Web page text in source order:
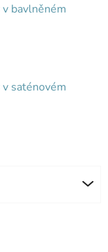
bavlněném
saténovém